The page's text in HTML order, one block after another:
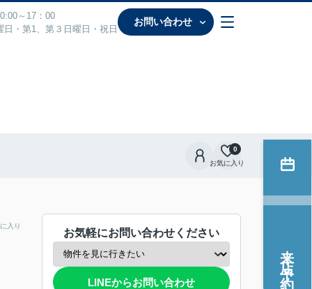
～17：00
日・第1、第３日曜日・祝日
お問い合わせ
お気に入り
0
入り
お気軽にお問い合わせください
LINEからお問い合わせ
来店予約